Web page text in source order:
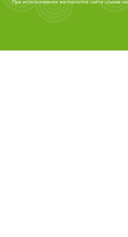
При использовании материалов сайта ссылка на